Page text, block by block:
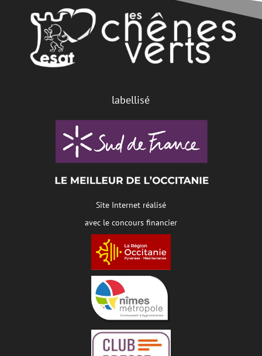
labellisé
Site Internet réalisé
avec le concours financier